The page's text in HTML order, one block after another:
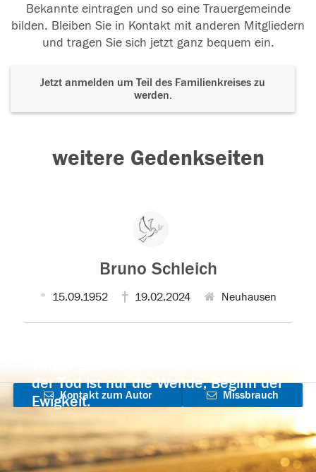
Bekannte eintragen und so eine Trauergemeinde
bilden. Bleiben Sie in Kontakt mit anderen Mitgliedern
und tragen Sie sich jetzt ganz bequem ein.
Jetzt anmelden um Teil des Familienkreises zu
werden.
weitere Gedenkseiten
Bruno Schleich
15.09.1952 19.02.2024 Neuhausen
der Tod ist nur die Wende, Beginn der
Ewigkeit.
Kontakt zum Autor
aufnehmen
Missbrauch